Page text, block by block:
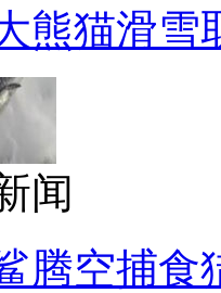
熊猫滑雪
闻
腾空捕食